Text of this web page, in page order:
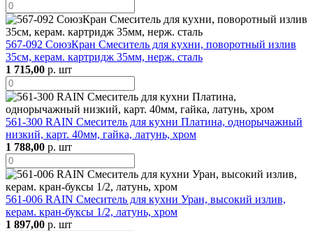
567-092 СоюзКран Смеситель для кухни, поворотный излив
35см, керам. картридж 35мм, нерж. сталь
1 715,00 р. шт
561-300 RAIN Смеситель для кухни Платина, однорычажный
низкий, карт. 40мм, гайка, латунь, хром
1 788,00 р. шт
561-006 RAIN Смеситель для кухни Уран, высокий излив,
керам. кран-буксы 1/2, латунь, хром
1 897,00 р. шт